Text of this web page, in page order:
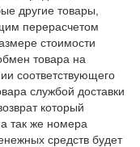
другие товары,
перерасчетом
стоимости
товара на
соответствующего
службой доставки
который
так же номера
средств будет